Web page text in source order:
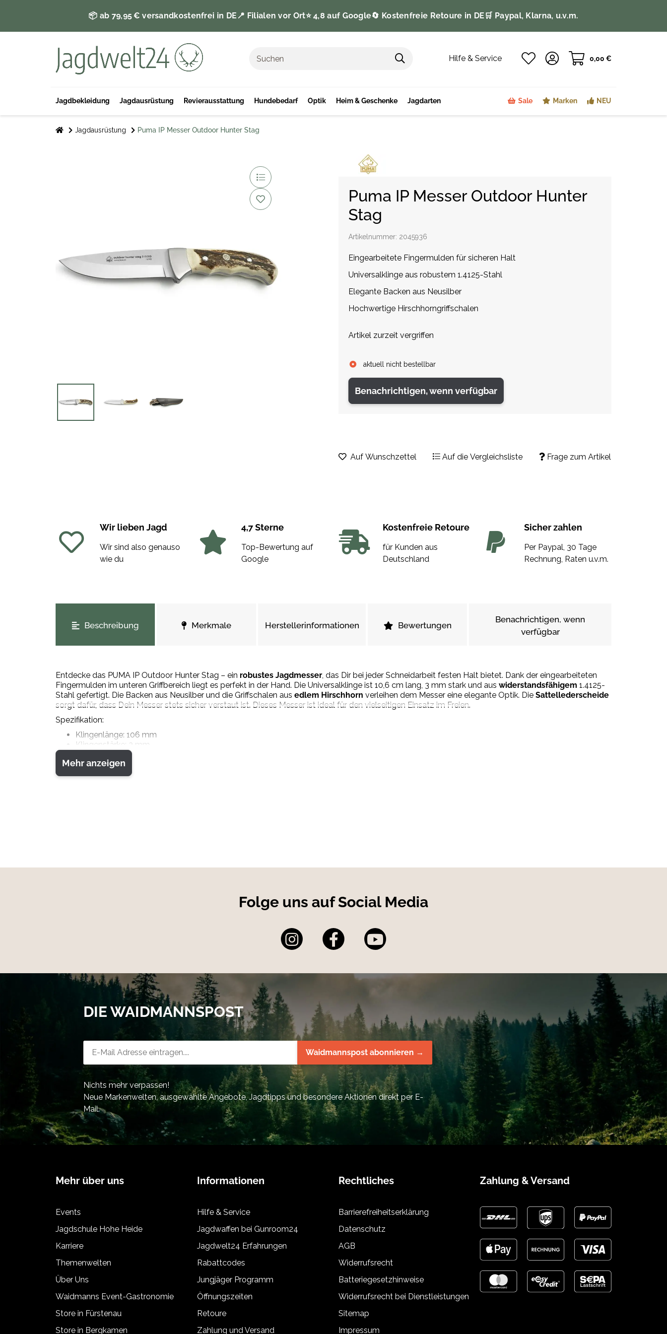
📦 ab 79,95 € versandkostenfrei in DE 📍 Filialen vor Ort⭐️ 4,8 auf Google🔄 Kostenfreie Retoure in DE 🛒 Paypal, Klarna, u.v.m.
Hilfe & Service 0,00 €
Jagdbekleidung Jagdausrüstung Revierausstattung Hundebedarf Optik Heim & Geschenke Jagdarten Sale Marken NEU
Jagdausrüstung Puma IP Messer Outdoor Hunter Stag
Puma IP Messer Outdoor Hunter
Stag
Artikelnummer: 2045936
Eingearbeitete Fingermulden für sicheren Halt
Universalklinge aus robustem 1.4125-Stahl
Elegante Backen aus Neusilber
Hochwertige Hirschhorngriffschalen
Artikel zurzeit vergriffen
aktuell nicht bestellbar
Benachrichtigen, wenn verfügbar
Frage zum Artikel
Auf Wunschzettel Auf die Vergleichsliste
Wir lieben Jagd
Wir sind also genauso
wie du
4,7 Sterne
Top-Bewertung auf
Google
Kostenfreie Retoure
für Kunden aus
Deutschland
Sicher zahlen
Per Paypal, 30 Tage
Rechnung, Raten u.v.m.
Beschreibung Merkmale Herstellerinformationen Bewertungen
Benachrichtigen, wenn
verfügbar
Entdecke das PUMA IP Outdoor Hunter Stag – ein robustes Jagdmesser, das Dir bei jeder Schneidarbeit festen Halt bietet. Dank der eingearbeiteten
Fingermulden im unteren Griffbereich liegt es perfekt in der Hand. Die Universalklinge ist 10,6 cm lang, 3 mm stark und aus widerstandsfähigem 1.4125-
Stahl gefertigt. Die Backen aus Neusilber und die Griffschalen aus edlem Hirschhorn verleihen dem Messer eine elegante Optik. Die Sattellederscheide
sorgt dafür, dass Dein Messer stets sicher verstaut ist. Dieses Messer ist ideal für den vielseitigen Einsatz im Freien.
Spezifikation:
Klingenlänge: 106 mm
Klingenstärke: 3 mm
Stahl / Härte: 1.4125 / 57-58 HRC
Gesamtlänge: 222 mm
Messergewicht: 208 g
Mehr anzeigen
Folge uns auf Social Media
DIE WAIDMANNSPOST
Waidmannspost abonnieren →
Nichts mehr verpassen!
Neue Markenwelten, ausgewählte Angebote, Jagdtipps und besondere Aktionen direkt per E-
Mail.
Mehr über uns
Events
Jagdschule Hohe Heide
Karriere
Themenwelten
Über Uns
Waidmanns Event-Gastronomie
Store in Fürstenau
Store in Bergkamen
Informationen
Hilfe & Service
Jagdwaffen bei Gunroom24
Jagdwelt24 Erfahrungen
Rabattcodes
Jungjäger Programm
Öffnungszeiten
Retoure
Zahlung und Versand
Rechtliches
Barrierefreiheitserklärung
Datenschutz
AGB
Widerrufsrecht
Batteriegesetzhinweise
Widerrufsrecht bei Dienstleistungen
Sitemap
Impressum
Zahlung & Versand